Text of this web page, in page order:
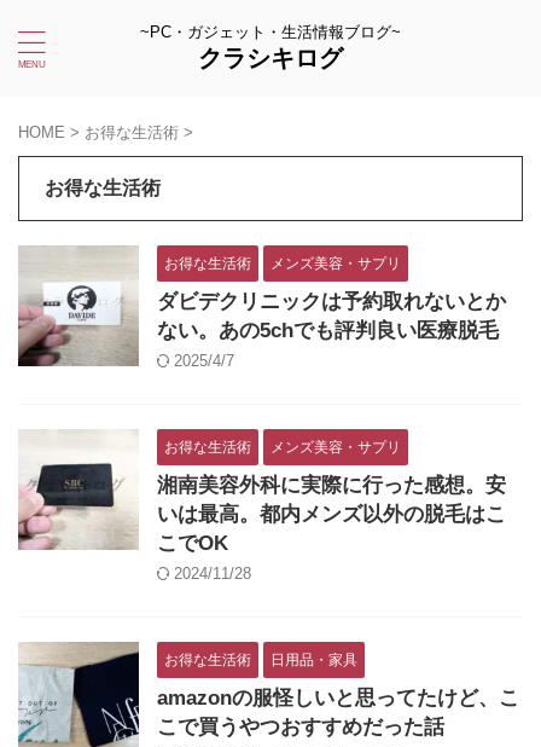
~PC・ガジェット・生活情報ブログ~
クラシキログ
HOME > お得な生活術 >
お得な生活術
お得な生活術 メンズ美容・サプリ
ダビデクリニックは予約取れないとか
ない。あの5chでも評判良い医療脱毛
2025/4/7
お得な生活術 メンズ美容・サプリ
湘南美容外科に実際に行った感想。安
いは最高。都内メンズ以外の脱毛はこ
こでOK
2024/11/28
お得な生活術 日用品・家具
amazonの服怪しいと思ってたけど、こ
こで買うやつおすすめだった話